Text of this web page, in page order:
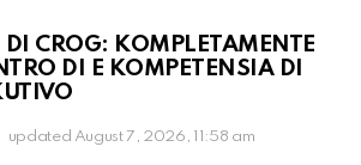
DI CROG: KOMPLETAMENTE
DI E KOMPETENSIA DI
updated August 7, 2026, 11:58 am